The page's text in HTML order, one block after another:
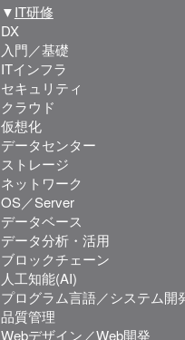
▼IT研修
DX
入門／基礎
ITインフラ
セキュリティ
クラウド
仮想化
データセンター
ストレージ
ネットワーク
OS／Server
データベース
データ分析・活用
ブロックチェーン
人工知能(AI)
プログラム言語／システム開
品質管理
Webデザイン／Web開発